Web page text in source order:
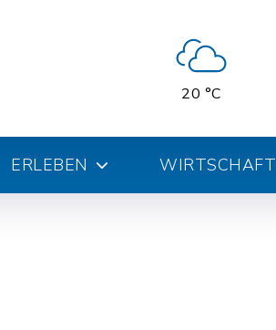
20 °C
ERLEBEN WIRTSCHAFT